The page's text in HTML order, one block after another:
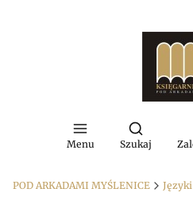
Menu
Otwórz
Szukaj
POD ARKADAMI MYŚLENICE Języki